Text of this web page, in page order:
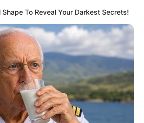
είχαν ξεβραστεί από τη θάλασσα σε
δημιουργώντας ένα πρωτόγνωρο
σκηνικό
νέα από την Εύβοια
To Reveal Your Darkest Secrets!